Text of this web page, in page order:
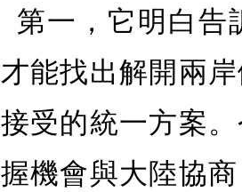
第一，它明白告
才能找出解開兩
接受的統一方案
握機會與大陸協